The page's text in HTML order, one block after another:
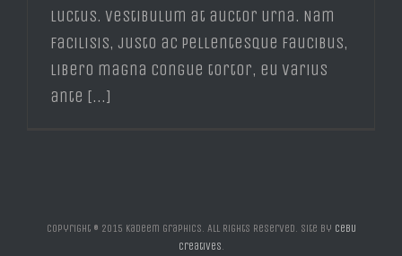
luctus. Vestibulum at auctor urna. Nam
facilisis, justo ac pellentesque faucibus,
libero magna congue tortor, eu varius
ante [...]
Copyright © 2015 Kadeem Graphics. All Rights Reserved. Site by Cebu
Creatives.